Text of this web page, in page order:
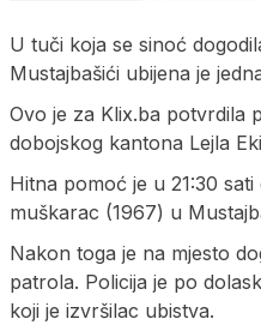
U tuči koja se sinoć
Mustajbašići ubijena je
Ovo je za Klix.ba potvrdila
dobojskog kantona Lejla
Hitna pomoć je u 21:30
muškarac (1967) u
Nakon toga je na mjesto
patrola. Policija je po
koji je izvršilac ubistva.